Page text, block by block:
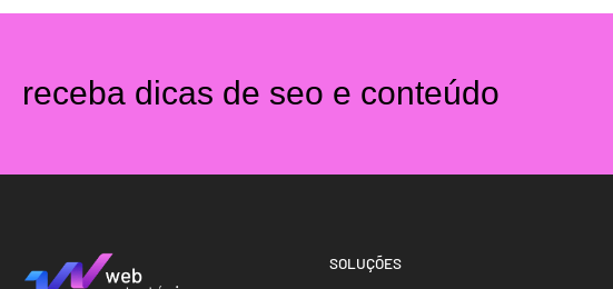
receba dicas de seo e conteúdo
SOLUÇÕES